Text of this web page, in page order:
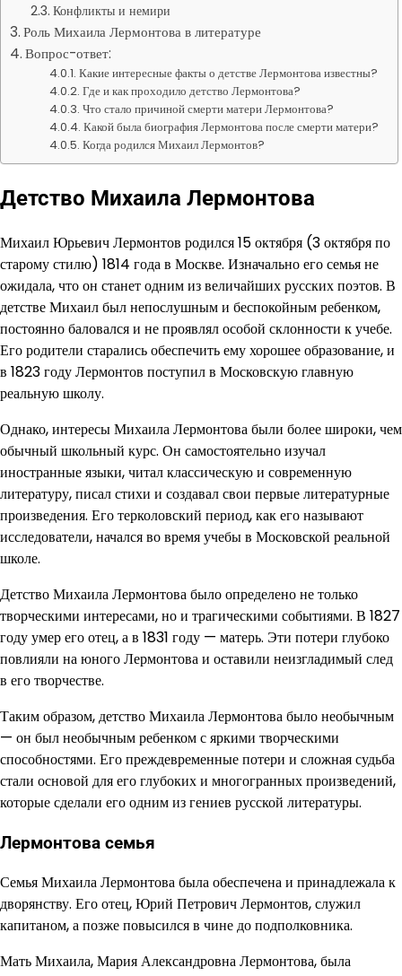
Конфликты и немири
Роль Михаила Лермонтова в литературе
Вопрос-ответ:
Какие интересные факты о детстве Лермонтова известны?
Где и как проходило детство Лермонтова?
Что стало причиной смерти матери Лермонтова?
Какой была биография Лермонтова после смерти матери?
Когда родился Михаил Лермонтов?
Детство Михаила Лермонтова
Михаил Юрьевич Лермонтов родился 15 октября (3 октября по
старому стилю) 1814 года в Москве. Изначально его семья не
ожидала, что он станет одним из величайших русских поэтов. В
детстве Михаил был непослушным и беспокойным ребенком,
постоянно баловался и не проявлял особой склонности к учебе.
Его родители старались обеспечить ему хорошее образование, и
в 1823 году Лермонтов поступил в Московскую главную
реальную школу.
Однако, интересы Михаила Лермонтова были более широки, чем
обычный школьный курс. Он самостоятельно изучал
иностранные языки, читал классическую и современную
литературу, писал стихи и создавал свои первые литературные
произведения. Его терколовский период, как его называют
исследователи, начался во время учебы в Московской реальной
школе.
Детство Михаила Лермонтова было определено не только
творческими интересами, но и трагическими событиями. В 1827
году умер его отец, а в 1831 году — матерь. Эти потери глубоко
повлияли на юного Лермонтова и оставили неизгладимый след
в его творчестве.
Таким образом, детство Михаила Лермонтова было необычным
— он был необычным ребенком с яркими творческими
способностями. Его преждевременные потери и сложная судьба
стали основой для его глубоких и многогранных произведений,
которые сделали его одним из гениев русской литературы.
Лермонтова семья
Семья Михаила Лермонтова была обеспечена и принадлежала к
дворянству. Его отец, Юрий Петрович Лермонтов, служил
капитаном, а позже повысился в чине до подполковника.
Мать Михаила, Мария Александровна Лермонтова, была